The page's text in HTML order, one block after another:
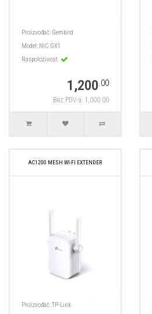
Proizvođač: Gembird
Model: NIC-GX1
Raspoloživost:
1,200.00
Bez PDV-a: 1,000.00
AC1200 MESH WI-FI EXTENDER
Proizvođač:TP-Link